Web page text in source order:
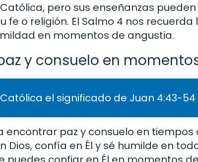
pero sus enseñanzas
o religión. El Salmo 4 nos
en momentos de angustia.
y consuelo en
el significado de Juan 4:43-54
encontrar paz y consuelo en tiempos
confía en Él y sé humilde en